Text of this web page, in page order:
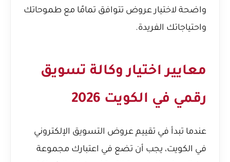
واضحة لاختيار عروض تتوافق تمامًا مع طموحاتك
واحتياجاتك الفريدة.
معايير اختيار وكالة تسويق
رقمي في الكويت 2026
عندما تبدأ في تقييم عروض التسويق الإلكتروني
في الكويت، يجب أن تضع في اعتبارك مجموعة